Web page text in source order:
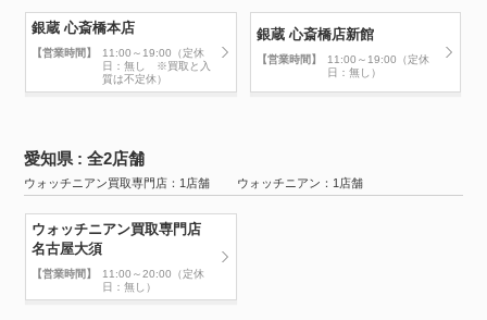
銀蔵 心斎橋本店
【営業時間】
11:00～19:00（定休
日：無し ※買取と入
質は不定休）
銀蔵 心斎橋店新館
【営業時間】
11:00～19:00（定休
日：無し）
愛知県 : 全2店舗
ウォッチニアン買取専門店：1店舗 ウォッチニアン：1店舗
ウォッチニアン買取専門店
名古屋大須
【営業時間】
11:00～20:00（定休
日：無し）